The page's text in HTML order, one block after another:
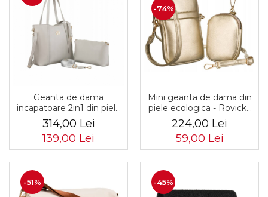
Geanta de dama
incapatoare 2in1 din piele
ecologica - Rovicky PTR-
R-TOR-ALE-7-0950 GRA
314,00 Lei
139,00 Lei
-74%
Mini geanta de dama din
piele ecologica - Rovicky
PTR-R-KP-10-HRH-4232
GOL
224,00 Lei
59,00 Lei
-51% -45%